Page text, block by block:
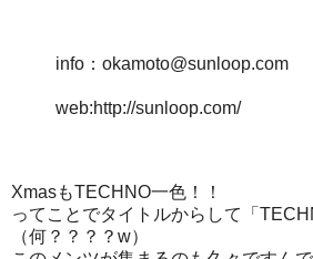
info：okamoto@sunloop.com
web:http://sunloop.com/
XmasもTECHNO一色！！
ってことでタイトルからして「
（何？？？？w）